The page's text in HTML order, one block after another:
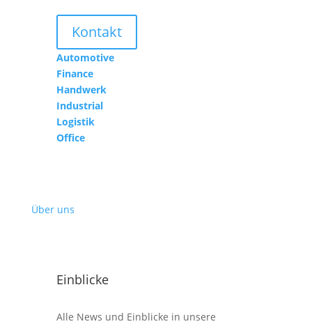
Kontakt
Automotive
Finance
Handwerk
Industrial
Logistik
Office
Über uns
Einblicke
Alle News und Einblicke in unsere